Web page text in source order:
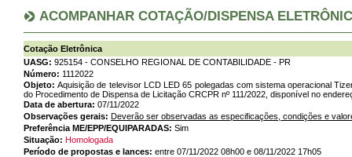
ACOMPANHAR COTAÇÃO/DISPENSA
Cotação Eletrônica
UASG: 925154 - CONSELHO REGIONAL DE CONTABILIDADE - PR
Número: 1112022
Objeto:Aquisição de televisor LCD LED 65 polegadas com sistema operacional
do Procedimento de Dispensa de Licitação CRCPR nº 111/2022, disponível no
Data de abertura: 07/11/2022
Observações gerais: Deverão ser observadas as especificações, condições e
Preferência ME/EPP/EQUIPARADAS: Sim
Situação: Homologada
Período de propostas e lances: entre 07/11/2022 08h00 e 08/11/2022 17h05